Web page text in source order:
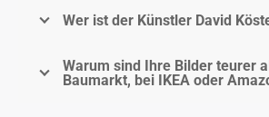
Wer ist der Künstler David
Warum sind Ihre Bilder teurer
Baumarkt, bei IKEA oder